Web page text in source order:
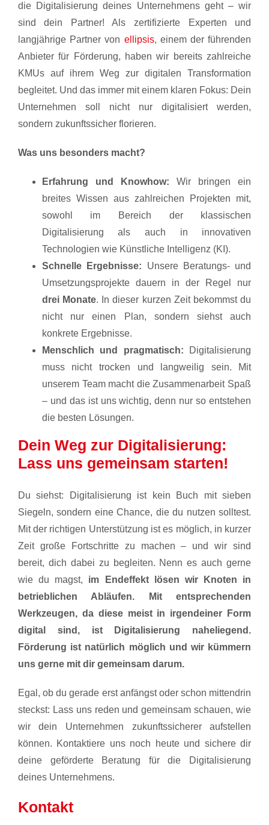
die Digitalisierung deines Unternehmens geht – wir
sind dein Partner! Als zertifizierte Experten und
langjährige Partner von ellipsis, einem der führenden
Anbieter für Förderung, haben wir bereits zahlreiche
KMUs auf ihrem Weg zur digitalen Transformation
begleitet. Und das immer mit einem klaren Fokus: Dein
Unternehmen soll nicht nur digitalisiert werden,
sondern zukunftssicher florieren.
Was uns besonders macht?
Erfahrung und Knowhow: Wir bringen ein
breites Wissen aus zahlreichen Projekten mit,
sowohl im Bereich der klassischen
Digitalisierung als auch in innovativen
Technologien wie Künstliche Intelligenz (KI).
Schnelle Ergebnisse: Unsere Beratungs- und
Umsetzungsprojekte dauern in der Regel nur
drei Monate. In dieser kurzen Zeit bekommst du
nicht nur einen Plan, sondern siehst auch
konkrete Ergebnisse.
Menschlich und pragmatisch: Digitalisierung
muss nicht trocken und langweilig sein. Mit
unserem Team macht die Zusammenarbeit Spaß
– und das ist uns wichtig, denn nur so entstehen
die besten Lösungen.
Dein Weg zur Digitalisierung:
Lass uns gemeinsam starten!
Du siehst: Digitalisierung ist kein Buch mit sieben
Siegeln, sondern eine Chance, die du nutzen solltest.
Mit der richtigen Unterstützung ist es möglich, in kurzer
Zeit große Fortschritte zu machen – und wir sind
bereit, dich dabei zu begleiten. Nenn es auch gerne
wie du magst, im Endeffekt lösen wir Knoten in
betrieblichen Abläufen. Mit entsprechenden
Werkzeugen, da diese meist in irgendeiner Form
digital sind, ist Digitalisierung naheliegend.
Förderung ist natürlich möglich und wir kümmern
uns gerne mit dir gemeinsam darum.
Egal, ob du gerade erst anfängst oder schon mittendrin
steckst: Lass uns reden und gemeinsam schauen, wie
wir dein Unternehmen zukunftssicherer aufstellen
können. Kontaktiere uns noch heute und sichere dir
deine geförderte Beratung für die Digitalisierung
deines Unternehmens.
Kontakt